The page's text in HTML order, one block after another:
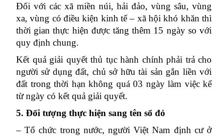
Đối với các xã miền núi, hải đảo, vùng sâu, vùng
xa, vùng có điều kiện kinh tế – xã hội khó khăn thì
thời gian thực hiện được tăng thêm 15 ngày so với
quy định chung.
Kết quả giải quyết thủ tục hành chính phải trả cho
người sử dụng đất, chủ sở hữu tài sản gắn liền với
đất trong thời hạn không quá 03 ngày làm việc kể
từ ngày có kết quả giải quyết.
5. Đối tượng thực hiện sang tên sổ đỏ
– Tổ chức trong nước, người Việt Nam định cư ở